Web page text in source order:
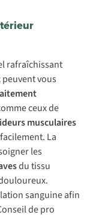
rafraîchissant
vous
ceux de
musculaires
La
les
du tissu
sanguine afin
de pro